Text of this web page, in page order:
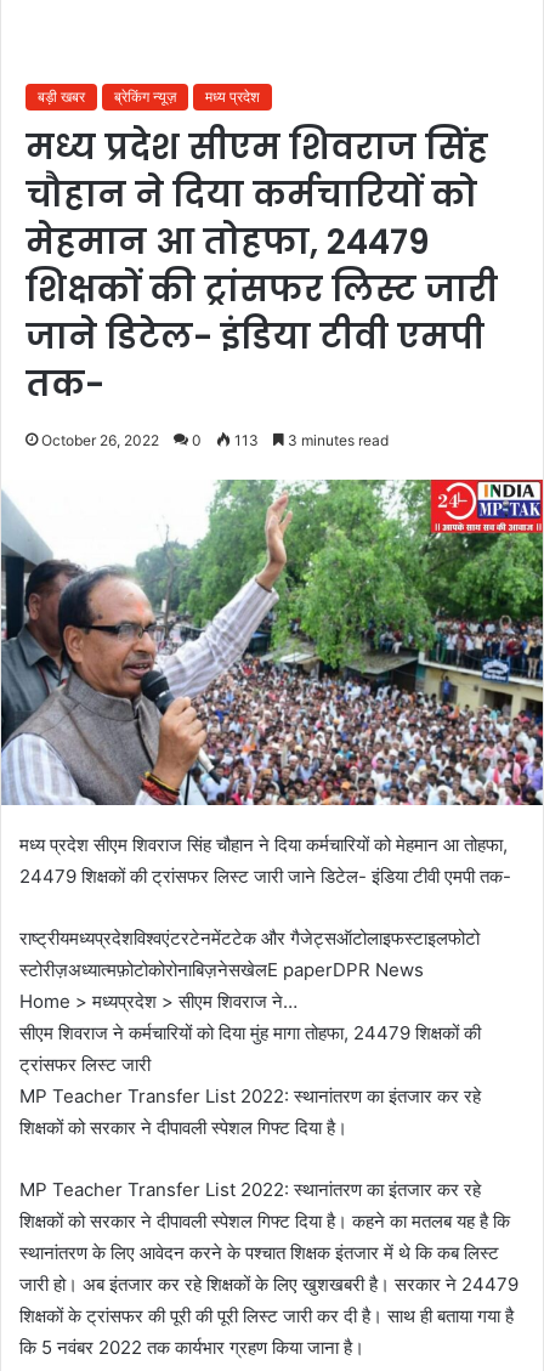
बड़ी खबर ब्रेकिंग न्यूज़ मध्य प्रदेश
मध्य प्रदेश सीएम शिवराज सिंह
चौहान ने दिया कर्मचारियों को
मेहमान आ तोहफा, 24479
शिक्षकों की ट्रांसफर लिस्ट जारी
जाने डिटेल- इंडिया टीवी एमपी
तक-
October 26, 2022 0 113 3 minutes read
मध्य प्रदेश सीएम शिवराज सिंह चौहान ने दिया कर्मचारियों को मेहमान आ तोहफा,
24479 शिक्षकों की ट्रांसफर लिस्ट जारी जाने डिटेल- इंडिया टीवी एमपी तक-
राष्ट्रीयमध्यप्रदेशविश्वएंटरटेनमेंटटेक और गैजेट्सऑटोलाइफस्टाइलफोटो
स्टोरीज़अध्यात्मफ़ोटोकोरोनाबिज़नेसखेलE paperDPR News
Home > मध्यप्रदेश > सीएम शिवराज ने…
सीएम शिवराज ने कर्मचारियों को दिया मुंह मागा तोहफा, 24479 शिक्षकों की
ट्रांसफर लिस्ट जारी
MP Teacher Transfer List 2022: स्थानांतरण का इंतजार कर रहे
शिक्षकों को सरकार ने दीपावली स्पेशल गिफ्ट दिया है।
MP Teacher Transfer List 2022: स्थानांतरण का इंतजार कर रहे
शिक्षकों को सरकार ने दीपावली स्पेशल गिफ्ट दिया है। कहने का मतलब यह है कि
स्थानांतरण के लिए आवेदन करने के पश्चात शिक्षक इंतजार में थे कि कब लिस्ट
जारी हो। अब इंतजार कर रहे शिक्षकों के लिए खुशखबरी है। सरकार ने 24479
शिक्षकों के ट्रांसफर की पूरी की पूरी लिस्ट जारी कर दी है। साथ ही बताया गया है
कि 5 नवंबर 2022 तक कार्यभार ग्रहण किया जाना है।